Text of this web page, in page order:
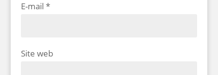
E-mail *
Site web